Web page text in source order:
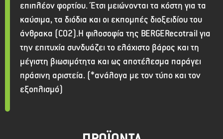
επιπλέον φορτίου. Έτσι μειώνονται τα κόστη για τα
καύσιμα, τα διόδια και οι εκπομπές διοξειδίου του
άνθρακα (CO2).Η φιλοσοφία της BERGERecotrail για
την επιτυχία συνδυάζει το ελάχιστο βάρος και τη
μέγιστη βιωσιμότητα και ως αποτέλεσμα παράγει
πράσινη αριστεία. (*ανάλογα με τον τύπο και τον
εξοπλισμό)